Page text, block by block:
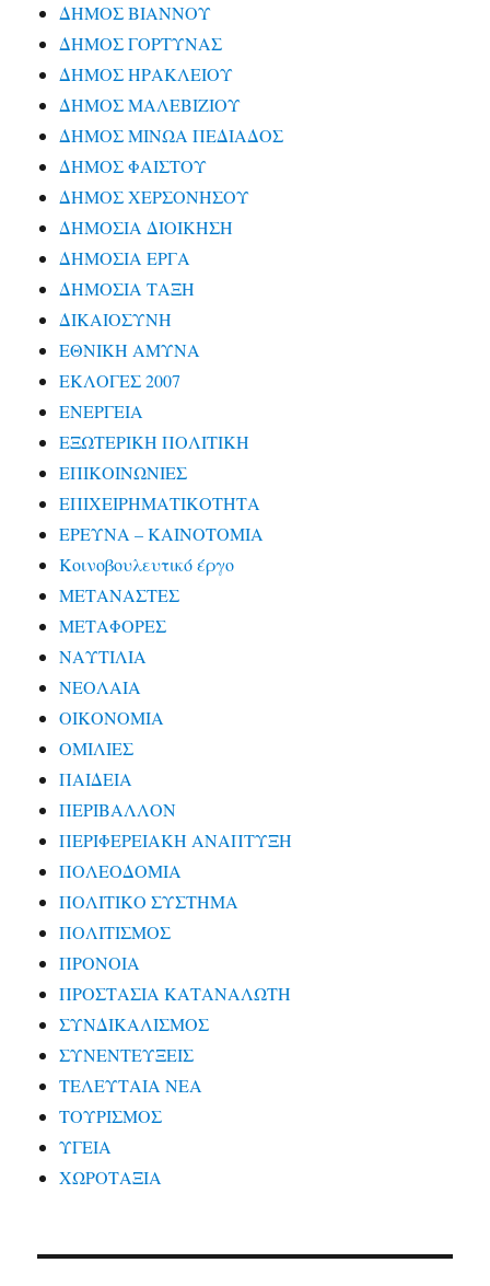
ΔΗΜΟΣ ΒΙΑΝΝΟΥ
ΔΗΜΟΣ ΓΟΡΤΥΝΑΣ
ΔΗΜΟΣ ΗΡΑΚΛΕΙΟΥ
ΔΗΜΟΣ ΜΑΛΕΒΙΖΙΟΥ
ΔΗΜΟΣ ΜΙΝΩΑ ΠΕΔΙΑΔΟΣ
ΔΗΜΟΣ ΦΑΙΣΤΟΥ
ΔΗΜΟΣ ΧΕΡΣΟΝΗΣΟΥ
ΔΗΜΟΣΙΑ ΔΙΟΙΚΗΣΗ
ΔΗΜΟΣΙΑ ΕΡΓΑ
ΔΗΜΟΣΙΑ ΤΑΞΗ
ΔΙΚΑΙΟΣΥΝΗ
ΕΘΝΙΚΗ ΑΜΥΝΑ
ΕΚΛΟΓΕΣ 2007
ΕΝΕΡΓΕΙΑ
ΕΞΩΤΕΡΙΚΗ ΠΟΛΙΤΙΚΗ
ΕΠΙΚΟΙΝΩΝΙΕΣ
ΕΠΙΧΕΙΡΗΜΑΤΙΚΟΤΗΤΑ
ΕΡΕΥΝΑ – ΚΑΙΝΟΤΟΜΙΑ
Κοινοβουλευτικό έργο
ΜΕΤΑΝΑΣΤΕΣ
ΜΕΤΑΦΟΡΕΣ
ΝΑΥΤΙΛΙΑ
ΝΕΟΛΑΙΑ
ΟΙΚΟΝΟΜΙΑ
ΟΜΙΛΙΕΣ
ΠΑΙΔΕΙΑ
ΠΕΡΙΒΑΛΛΟΝ
ΠΕΡΙΦΕΡΕΙΑΚΗ ΑΝΑΠΤΥΞΗ
ΠΟΛΕΟΔΟΜΙΑ
ΠΟΛΙΤΙΚΟ ΣΥΣΤΗΜΑ
ΠΟΛΙΤΙΣΜΟΣ
ΠΡΟΝΟΙΑ
ΠΡΟΣΤΑΣΙΑ ΚΑΤΑΝΑΛΩΤΗ
ΣΥΝΔΙΚΑΛΙΣΜΟΣ
ΣΥΝΕΝΤΕΥΞΕΙΣ
ΤΕΛΕΥΤΑΙΑ ΝΕΑ
ΤΟΥΡΙΣΜΟΣ
ΥΓΕΙΑ
ΧΩΡΟΤΑΞΙΑ